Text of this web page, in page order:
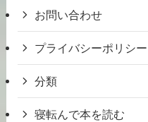
お問い合わせ
プライバシーポリシー
分類
寝転んで本を読む